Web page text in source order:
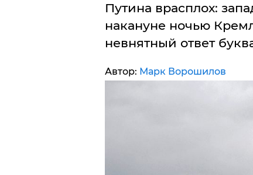
Путина врасплох:
накануне ночью
невнятный ответ
Автор: Марк Ворошилов